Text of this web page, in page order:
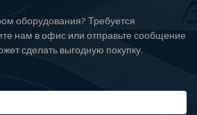
оборудования? Требуется
нам в офис или отправьте сообщение
сделать выгодную покупку.